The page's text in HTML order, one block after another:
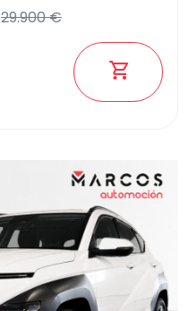
29.900 €